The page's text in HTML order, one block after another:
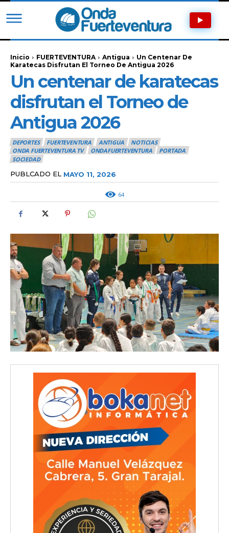
Inicio FUERTEVENTURA Antigua
Un Centenar De
Karatecas Disfrutan El Torneo De Antigua 2026
Un centenar de karatecas
disfrutan el Torneo de
Antigua 2026
DEPORTES FUERTEVENTURA ANTIGUA
NOTICIAS
ONDA FUERTEVENTURA TV
ONDAFUERTEVENTURA
PORTADA
SOCIEDAD
PUBLCADO EL MAYO 11, 2026
64